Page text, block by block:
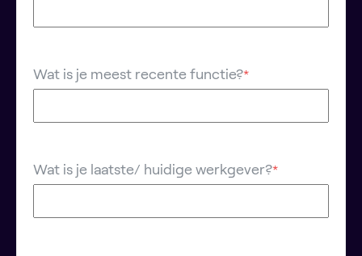
Wat is je meest recente functie?*
Wat is je laatste/ huidige werkgever?*